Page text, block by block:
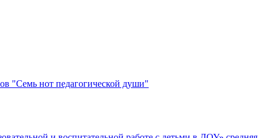
"Семь нот педагогической души"